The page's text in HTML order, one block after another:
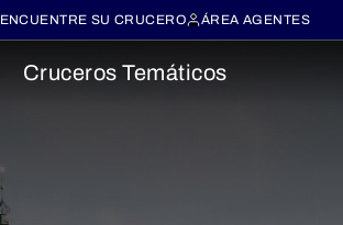
ENCUENTRE SU CRUCERO ÁREA AGENTES
Cruceros Temáticos